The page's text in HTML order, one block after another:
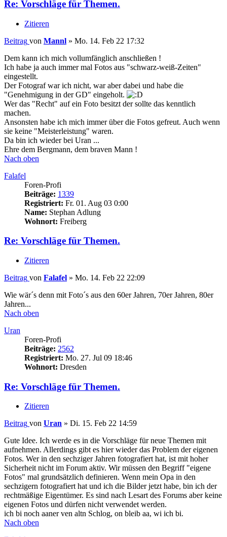
Re: Vorschläge für Themen.
Zitieren
Beitrag von Mannl » Mo. 14. Feb 22 17:32
Dem kann ich mich vollumfänglich anschließen !
Ich habe ja auch immer mal Fotos aus "schwarz-weiß-Zeiten"
eingestellt.
Der Fotograf war ich nicht, war aber dabei und habe die
"Genehmigung in der GD" eingeholt.
Wer das "Recht" auf ein Foto besitzt der sollte das kenntlich
machen.
Ansonsten habe ich mich immer über die Fotos gefreut. Auch wenn
sie keine "Meisterleistung" waren.
Da bin ich wieder bei Uran ...
Ehre dem Bergmann, dem braven Mann !
Nach oben
Falafel
Foren-Profi
Beiträge: 1339
Registriert: Fr. 01. Aug 03 0:00
Name: Stephan Adlung
Wohnort: Freiberg
Re: Vorschläge für Themen.
Zitieren
Beitrag von Falafel » Mo. 14. Feb 22 22:09
Wie wär´s denn mit Foto´s aus den 60er Jahren, 70er Jahren, 80er
Jahren...
Nach oben
Uran
Foren-Profi
Beiträge: 2562
Registriert: Mo. 27. Jul 09 18:46
Wohnort: Dresden
Re: Vorschläge für Themen.
Zitieren
Beitrag von Uran » Di. 15. Feb 22 14:59
Gute Idee. Ich werde es in die Vorschläge für neue Themen mit
aufnehmen. Allerdings gibt es hier wieder das Problem der eigenen
Fotos. Wer in den sechziger Jahren fotografiert hat, ist mit hoher
Sicherheit nicht im Forum aktiv. Wir müssen den Begriff "eigene
Fotos" mal grundsätzlich definieren. Wenn mein Opa in den
sechzigern fotografiert hat und ich die Bilder jetzt habe, bin ich der
rechtmäßige Eigentümer. Es sind nach Lesart des Forums aber keine
eigenen Fotos und dürfen nicht verwendet werden.
ich bi noch aaner ven altn Schlog, on bleib aa, wi ich bi.
Nach oben